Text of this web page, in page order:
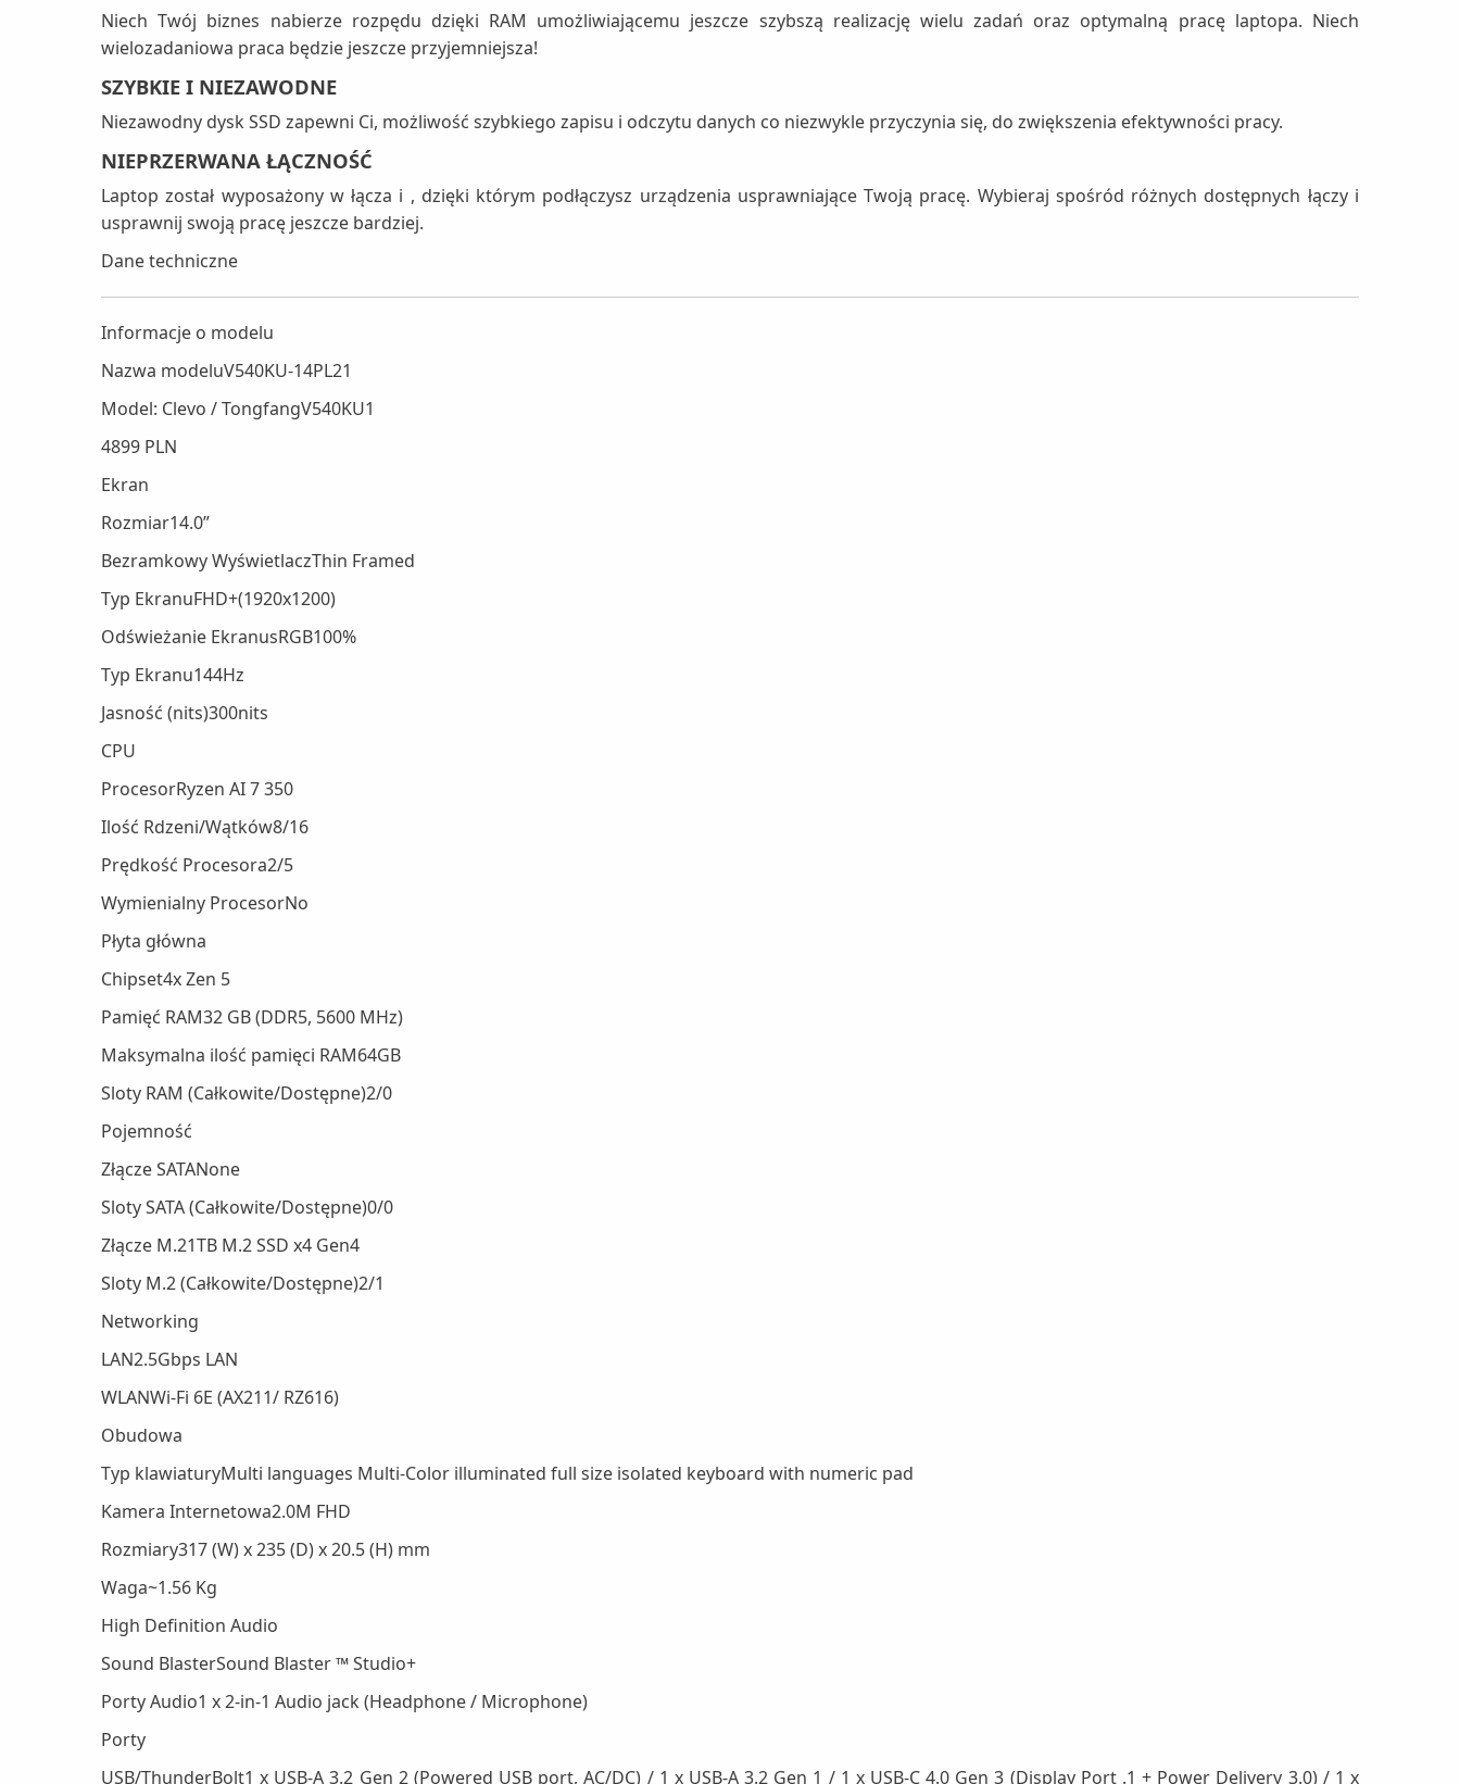
Niech Twój biznes nabierze rozpędu dzięki RAM umożliwiającemu jeszcze szybszą realizację wielu zadań oraz optymalną pracę laptopa. Niech
wielozadaniowa praca będzie jeszcze przyjemniejsza!
SZYBKIE I NIEZAWODNE
Niezawodny dysk SSD zapewni Ci, możliwość szybkiego zapisu i odczytu danych co niezwykle przyczynia się, do zwiększenia efektywności pracy.
NIEPRZERWANA ŁĄCZNOŚĆ
Laptop został wyposażony w łącza i , dzięki którym podłączysz urządzenia usprawniające Twoją pracę. Wybieraj spośród różnych dostępnych łączy i
usprawnij swoją pracę jeszcze bardziej.
Dane techniczne
Informacje o modelu
Nazwa modeluV540KU-14PL21
Model: Clevo / TongfangV540KU1
4899 PLN
Ekran
Rozmiar14.0”
Bezramkowy WyświetlaczThin Framed
Typ EkranuFHD+(1920x1200)
Odświeżanie EkranusRGB100%
Typ Ekranu144Hz
Jasność (nits)300nits
CPU
ProcesorRyzen AI 7 350
Ilość Rdzeni/Wątków8/16
Prędkość Procesora2/5
Wymienialny ProcesorNo
Płyta główna
Chipset4x Zen 5
Pamięć RAM32 GB (DDR5, 5600 MHz)
Maksymalna ilość pamięci RAM64GB
Sloty RAM (Całkowite/Dostępne)2/0
Pojemność
Złącze SATANone
Sloty SATA (Całkowite/Dostępne)0/0
Złącze M.21TB M.2 SSD x4 Gen4
Sloty M.2 (Całkowite/Dostępne)2/1
Networking
LAN2.5Gbps LAN
WLANWi-Fi 6E (AX211/ RZ616)
Obudowa
Typ klawiaturyMulti languages Multi-Color illuminated full size isolated keyboard with numeric pad
Kamera Internetowa2.0M FHD
Rozmiary317 (W) x 235 (D) x 20.5 (H) mm
Waga~1.56 Kg
High Definition Audio
Sound BlasterSound Blaster ™ Studio+
Porty Audio1 x 2-in-1 Audio jack (Headphone / Microphone)
Porty
USB/ThunderBolt1 x USB-A 3.2 Gen 2 (Powered USB port, AC/DC) / 1 x USB-A 3.2 Gen 1 / 1 x USB-C 4.0 Gen 3 (Display Port .1 + Power Delivery 3.0) / 1 x